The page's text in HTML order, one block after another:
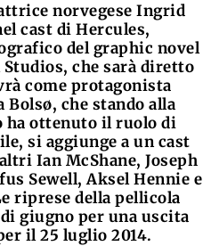
norvegese Ingrid
cast di Hercules,
del graphic novel
che sarà diretto
come protagonista
Bolsø, che stando alla
ottenuto il ruolo di
si aggiunge a un cast
Ian McShane, Joseph
Sewell, Aksel Hennie e
riprese della pellicola
giugno per una uscita
il 25 luglio 2014.